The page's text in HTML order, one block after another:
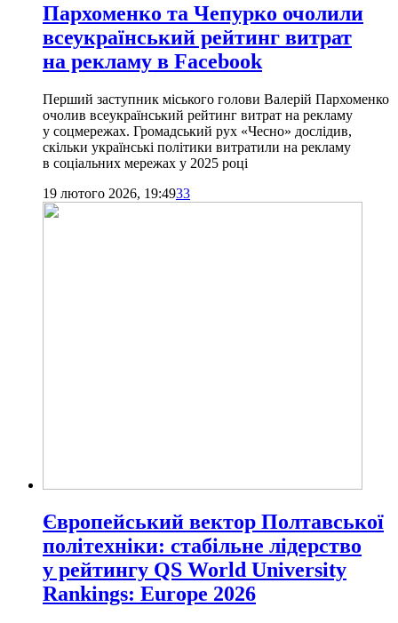
Пархоменко та Чепурко очолили
всеукраїнський рейтинг витрат
на рекламу в Facebook
Перший заступник міського голови Валерій Пархоменко
очолив всеукраїнський рейтинг витрат на рекламу
у соцмережах. Громадський рух «Чесно» дослідив,
скільки українські політики витратили на рекламу
в соціальних мережах у 2025 році
19 лютого 2026, 19:4933
Європейський вектор Полтавської
політехніки: стабільне лідерство
у рейтингу QS World University
Rankings: Europe 2026